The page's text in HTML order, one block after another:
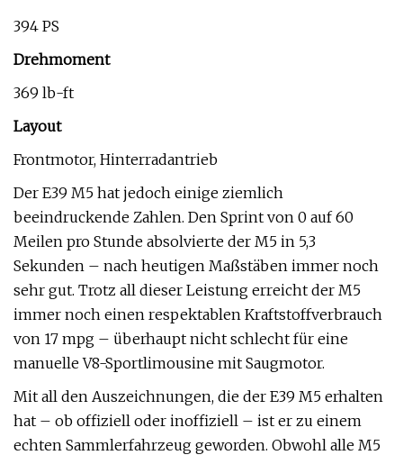
394 PS
Drehmoment
369 lb-ft
Layout
Frontmotor, Hinterradantrieb
Der E39 M5 hat jedoch einige ziemlich
beeindruckende Zahlen. Den Sprint von 0 auf 60
Meilen pro Stunde absolvierte der M5 in 5,3
Sekunden – nach heutigen Maßstäben immer noch
sehr gut. Trotz all dieser Leistung erreicht der M5
immer noch einen respektablen Kraftstoffverbrauch
von 17 mpg – überhaupt nicht schlecht für eine
manuelle V8-Sportlimousine mit Saugmotor.
Mit all den Auszeichnungen, die der E39 M5 erhalten
hat – ob offiziell oder inoffiziell – ist er zu einem
echten Sammlerfahrzeug geworden. Obwohl alle M5